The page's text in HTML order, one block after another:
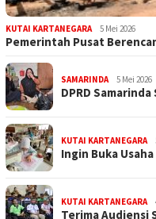
KUTAI KARTANEGARA 5 Mei 2026
Pemerintah Pusat
SAMARINDA 5 Mei 2026
DPRD
KUTAI KARTANEGARA
Ingin Buka
KUTAI KARTANEGARA
Terima Audiensi